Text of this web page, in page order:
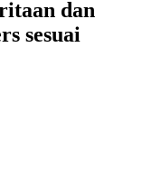
dan
sesuai